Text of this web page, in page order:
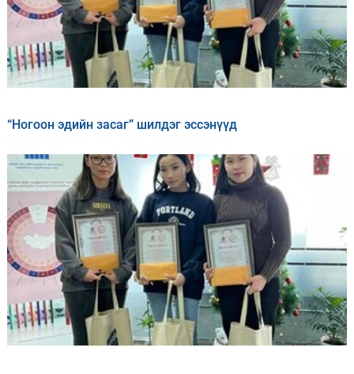
“Ногоон эдийн засаг” шилдэг эссэнүүд